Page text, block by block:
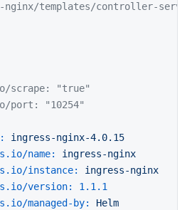
nginx/templates/controller-
scrape: "true"
port: "10254"
ingress-nginx-4.0.15
name:
ingress-nginx
instance:
ingress-nginx
version:
1.1 .1
managed-by:
Helm